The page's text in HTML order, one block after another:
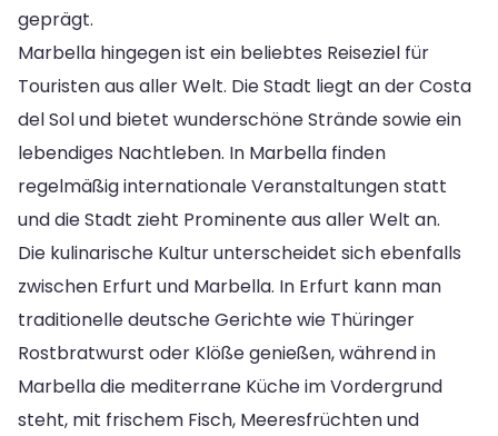
geprägt.
Marbella hingegen ist ein beliebtes Reiseziel für
Touristen aus aller Welt. Die Stadt liegt an der Costa
del Sol und bietet wunderschöne Strände sowie ein
lebendiges Nachtleben. In Marbella finden
regelmäßig internationale Veranstaltungen statt
und die Stadt zieht Prominente aus aller Welt an.
Die kulinarische Kultur unterscheidet sich ebenfalls
zwischen Erfurt und Marbella. In Erfurt kann man
traditionelle deutsche Gerichte wie Thüringer
Rostbratwurst oder Klöße genießen, während in
Marbella die mediterrane Küche im Vordergrund
steht, mit frischem Fisch, Meeresfrüchten und